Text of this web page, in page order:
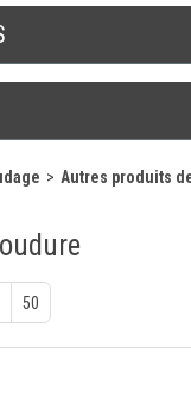
Autres produits
50